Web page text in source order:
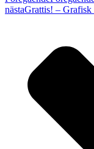
nästaGrattis! – Grafisk